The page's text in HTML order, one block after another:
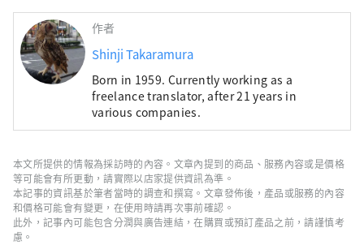
作者
Shinji Takaramura
Born in 1959. Currently working as a
freelance translator, after 21 years in
various companies.
本文所提供的情報為採訪時的內容。文章內提到的商品、服務內容或是價格
等可能會有所更動，請實際以店家提供資訊為準。
本記事的資訊基於筆者當時的調查和撰寫。文章發佈後，產品或服務的內容
和價格可能會有變更，在使用時請再次事前確認。
此外，記事內可能包含分潤與廣告連結，在購買或預訂產品之前，請謹慎考
慮。